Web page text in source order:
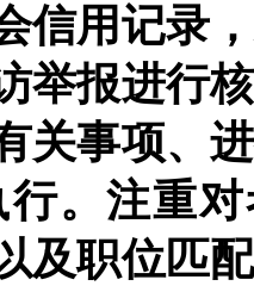
信用记录
举报进行
关事项、
。注重
及职位匹